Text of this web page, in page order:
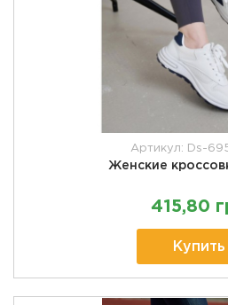
Артикул: Ds-
Женские
415,80
Купить